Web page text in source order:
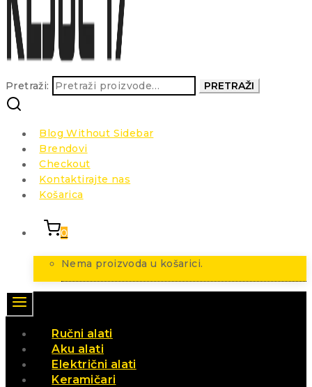
Pretraži: PRETRAŽI
Blog Without Sidebar
Brendovi
Checkout
Kontaktirajte nas
Košarica
0
Nema proizvoda u košarici.
Ručni alati
Aku alati
Električni alati
Keramičari